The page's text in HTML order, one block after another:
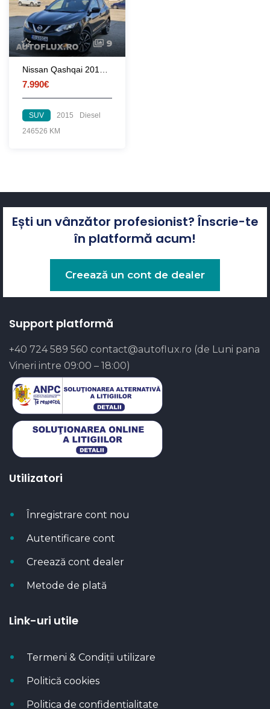
9
7.990€
SUV 2015
Diesel
246526 KM
Ești un vânzător profesionist? Înscrie-te
în platformă acum!
Creează un cont de dealer
Support platformă
+40 724 589 560 contact@autoflux.ro (de Luni pana
Vineri intre 09:00 – 18:00)
Utilizatori
Înregistrare cont nou
Autentificare cont
Creează cont dealer
Metode de plată
Link-uri utile
Termeni & Condiții utilizare
Politică cookies
Politica de confidențialitate